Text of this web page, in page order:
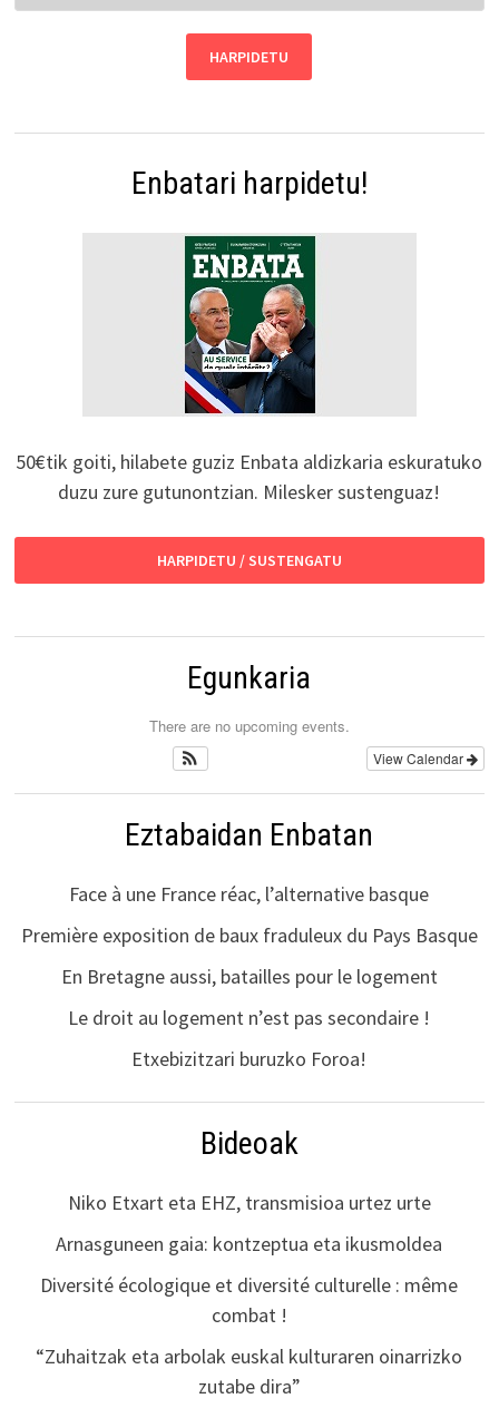
Enbatari harpidetu!
50€tik goiti, hilabete guziz Enbata aldizkaria eskuratuko
duzu zure gutunontzian. Milesker sustenguaz!
HARPIDETU / SUSTENGATU
Egunkaria
There are no upcoming events.
View Calendar
Eztabaidan Enbatan
Face à une France réac, l’alternative basque
Première exposition de baux fraduleux du Pays Basque
En Bretagne aussi, batailles pour le logement
Le droit au logement n’est pas secondaire !
Etxebizitzari buruzko Foroa!
Bideoak
Niko Etxart eta EHZ, transmisioa urtez urte
Arnasguneen gaia: kontzeptua eta ikusmoldea
Diversité écologique et diversité culturelle : même
combat !
“Zuhaitzak eta arbolak euskal kulturaren oinarrizko
zutabe dira”